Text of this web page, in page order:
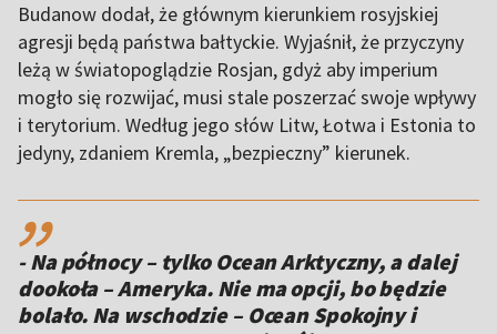
Budanow dodał, że głównym kierunkiem rosyjskiej
agresji będą państwa bałtyckie. Wyjaśnił, że przyczyny
leżą w światopoglądzie Rosjan, gdyż aby imperium
mogło się rozwijać, musi stale poszerzać swoje wpływy
i terytorium. Według jego słów Litw, Łotwa i Estonia to
jedyny, zdaniem Kremla, „bezpieczny” kierunek.
,,
- Na północy – tylko Ocean Arktyczny, a dalej
dookoła – Ameryka. Nie ma opcji, bo będzie
bolało. Na wschodzie – Ocean Spokojny i